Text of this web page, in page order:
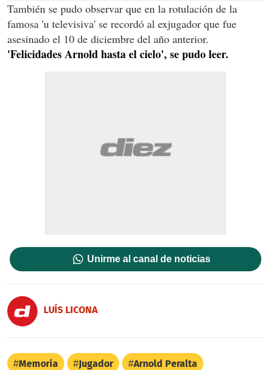
También se pudo observar que en la rotulación de la
famosa 'u televisiva' se recordó al exjugador que fue
asesinado el 10 de diciembre del año anterior.
'Felicidades Arnold hasta el cielo', se pudo leer.
Unirme al canal de noticias
LUÍS LICONA
Memoria Jugador Arnold Peralta